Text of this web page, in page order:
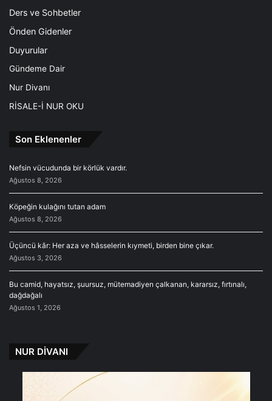
Ders ve Sohbetler
Önden Gidenler
Duyurular
Gündeme Dair
Nur Divanı
RİSALE-İ NUR OKU
Son Eklenenler
Nefsin vücudunda bir körlük vardır.
Ağustos 8, 2026
Köpeğin kulağını tutan adam
Ağustos 8, 2026
Üçüncü kâr: Her aza ve hâsselerin kıymeti, birden bine çıkar.
Ağustos 3, 2026
Bu camid, hayatsız, şuursuz, mütemadiyen çalkanan, kararsız, fırtınalı,
dağdağalı
Ağustos 1, 2026
NUR DİVANI